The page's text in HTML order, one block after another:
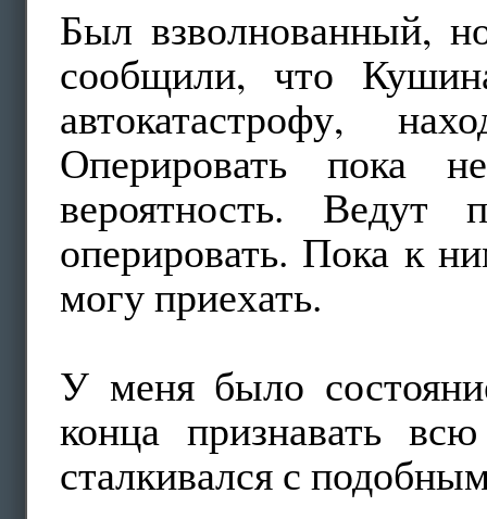
Был взволнованный,
сообщили, что
автокатастрофу,
Оперировать пока
вероятность. Ведут
оперировать. Пока к
могу приехать.
У меня было
конца признавать
сталкивался с